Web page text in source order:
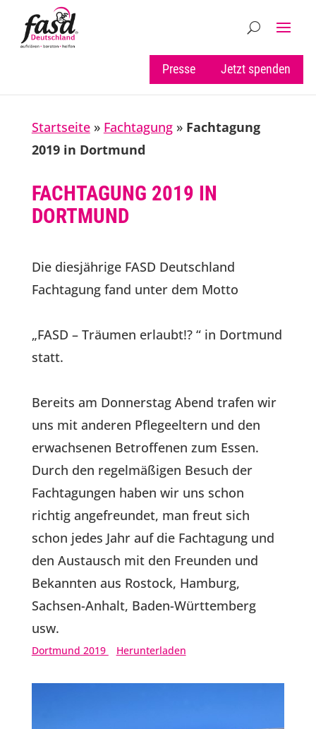
Presse Jetzt spenden
Startseite» Fachtagung» Fachtagung
2019 in Dortmund
FACHTAGUNG 2019 IN
DORTMUND
Die diesjährige FASD Deutschland
Fachtagung fand unter dem Motto
„FASD – Träumen erlaubt!? “ in Dortmund
statt.
Bereits am Donnerstag Abend trafen wir
uns mit anderen Pflegeeltern und den
erwachsenen Betroffenen zum Essen.
Durch den regelmäßigen Besuch der
Fachtagungen haben wir uns schon
richtig angefreundet, man freut sich
schon jedes Jahr auf die Fachtagung und
den Austausch mit den Freunden und
Bekannten aus Rostock, Hamburg,
Sachsen-Anhalt, Baden-Württemberg
usw.
Dortmund 2019 Herunterladen